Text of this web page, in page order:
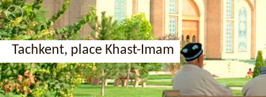
Tachkent, place Khast-Imam